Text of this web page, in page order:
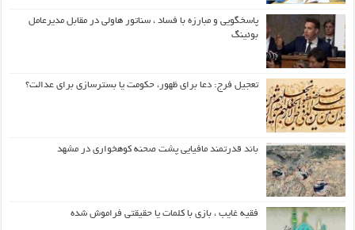
پاسخگویی و مبارزه با فساد ، سناتور هاولی در مقابل مدیرعامل
بوئینگ
تعجیل فرج: دعا برای ظهور، حکومت یا بسترسازی برای عدالت؟
باند قدرتمند مافیایی پشت صحنه کوهخواری در مشهد
فقیه غایب ، بازی با کلمات یا حقیقتی فراموش شده